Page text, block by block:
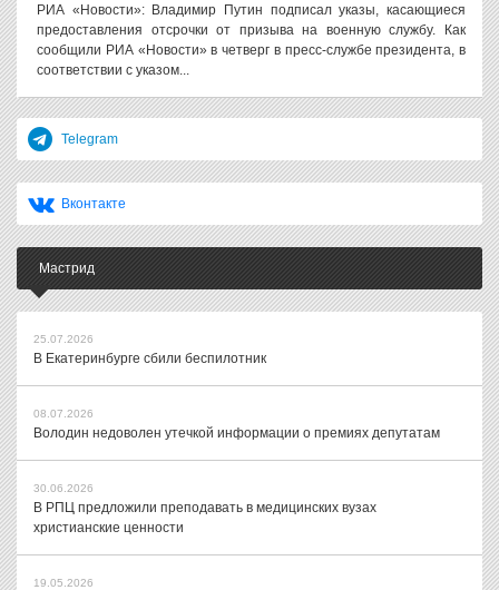
РИА «Новости»: Владимир Путин подписал указы, касающиеся
предоставления отсрочки от призыва на военную службу. Как
сообщили РИА «Новости» в четверг в пресс-службе президента, в
соответствии с указом...
Telegram
Вконтакте
Мастрид
25.07.2026
В Екатеринбурге сбили беспилотник
08.07.2026
Володин недоволен утечкой информации о премиях депутатам
30.06.2026
В РПЦ предложили преподавать в медицинских вузах
христианские ценности
19.05.2026